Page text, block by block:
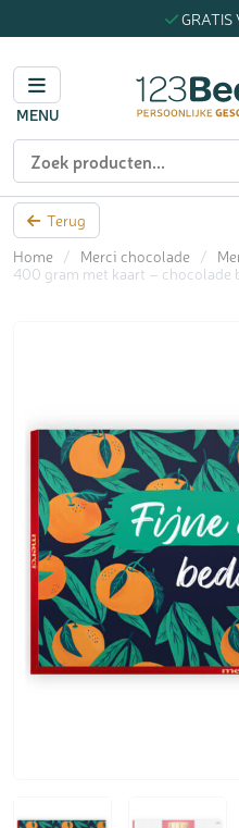
GRATIS
MENU
Zoeken
Terug
Home
/ Merci chocolade /
400 gram met kaart – chocolade